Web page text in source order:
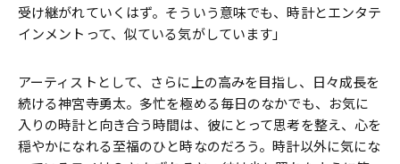
受け継がれていくはず。そういう意味でも、時計とエンタテ
インメントって、似ている気がしています」
アーティストとして、さらに上の高みを目指し、日々成長を
続ける神宮寺勇太。多忙を極める毎日のなかでも、お気に
入りの時計と向き合う時間は、彼にとって思考を整え、心を
穏やかになれる至福のひと時なのだろう。時計以外に気にな